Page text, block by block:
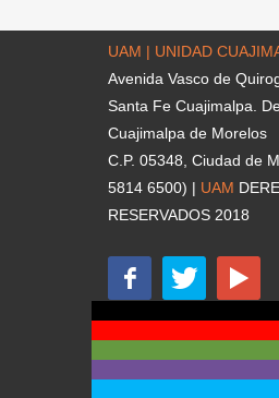
UAM | UNIDAD
Avenida Vasco de
Santa Fe Cuajimalpa.
Cuajimalpa de Morelos
C.P. 05348, Ciudad de
5814 6500) | UAM
RESERVADOS 2018